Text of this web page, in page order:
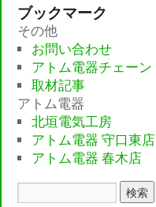
ブックマーク
その他
お問い合わせ
アトム電器チェーン
取材記事
アトム電器
北垣電気工房
アトム電器 守口東店
アトム電器 春木店